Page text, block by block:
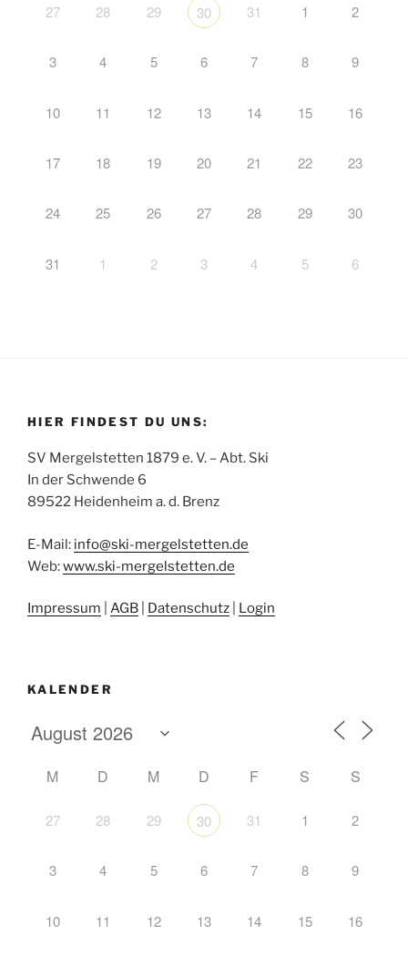
27 28 29 30 31 1 2
3 4 5 6 7 8 9
10 11 12 13 14 15 16
17 18 19 20 21 22 23
24 25 26 27 28 29 30
31 1 2 3 4 5 6
HIER FINDEST DU UNS:
SV Mergelstetten 1879 e. V. – Abt. Ski
In der Schwende 6
89522 Heidenheim a. d. Brenz
E-Mail: info@ski-mergelstetten.de
Web:www.ski-mergelstetten.de
Impressum AGB Datenschutz Login
KALENDER
M D M D F S S
27 28 29 30 31 1 2
3 4 5 6 7 8 9
10 11 12 13 14 15 16